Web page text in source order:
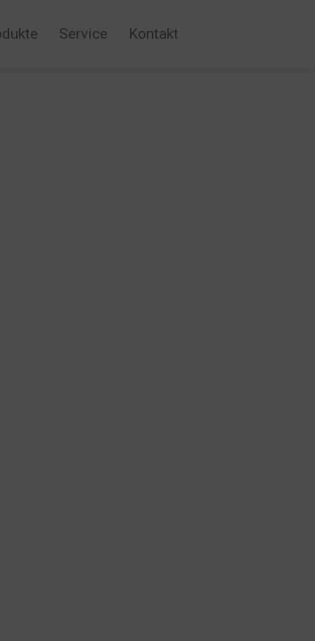
Service Kontakt